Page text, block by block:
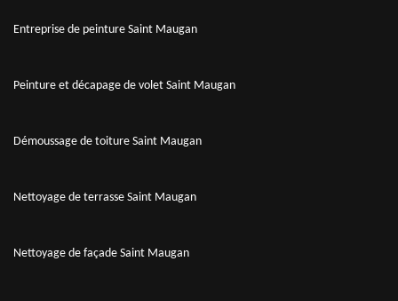
Entreprise de peinture Saint Maugan
Peinture et décapage de volet Saint Maugan
Démoussage de toiture Saint Maugan
Nettoyage de terrasse Saint Maugan
Nettoyage de façade Saint Maugan